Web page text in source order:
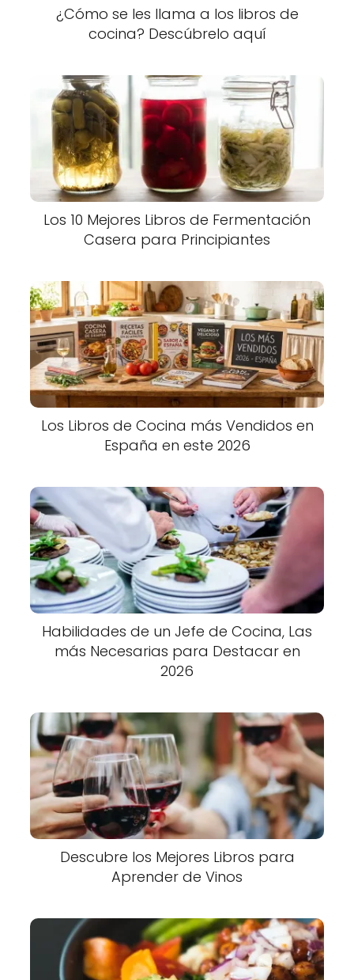
¿Cómo se les llama a los libros de
cocina? Descúbrelo aquí
Los 10 Mejores Libros de Fermentación
Casera para Principiantes
Los Libros de Cocina más Vendidos en
España en este 2026
Habilidades de un Jefe de Cocina, Las
más Necesarias para Destacar en
2026
Descubre los Mejores Libros para
Aprender de Vinos